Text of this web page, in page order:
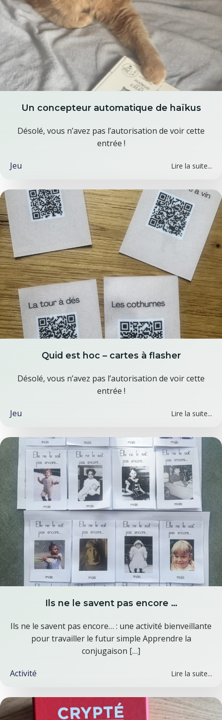
Un concepteur automatique de haïkus
Désolé, vous n’avez pas l’autorisation de voir cette
entrée !
Jeu Lire la suite...
Quid est hoc – cartes à flasher
Désolé, vous n’avez pas l’autorisation de voir cette
entrée !
Jeu Lire la suite...
Ils ne le savent pas encore …
Ils ne le savent pas encore… : une activité bienveillante
pour travailler le futur simple Apprendre la
conjugaison […]
Activité Lire la suite...